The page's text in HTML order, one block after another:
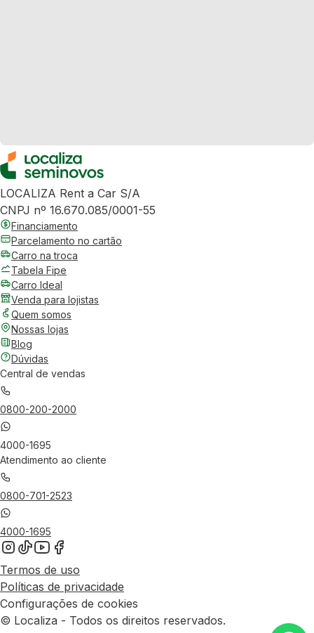
LOCALIZA Rent a Car S/A
CNPJ nº 16.670.085/0001-55
Financiamento
Parcelamento no cartão
Carro na troca
Tabela Fipe
Carro Ideal
Venda para lojistas
Quem somos
Nossas lojas
Blog
Dúvidas
Central de vendas
0800-200-2000
4000-1695
Atendimento ao cliente
0800-701-2523
4000-1695
Termos de uso
Políticas de privacidade
Configurações de cookies
© Localiza - Todos os direitos reservados.